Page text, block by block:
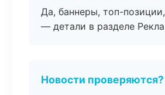
Да, баннеры, топ-
— детали в разделе
Новости проверяются?